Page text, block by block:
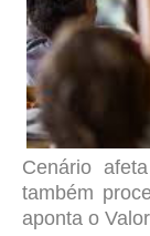
Cenário
também
aponta o Valor